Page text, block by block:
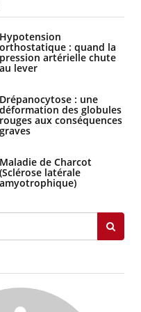
Hypotension
orthostatique : quand la
pression artérielle chute
au lever
Drépanocytose : une
déformation des globules
rouges aux conséquences
graves
Maladie de Charcot
(Sclérose latérale
amyotrophique)